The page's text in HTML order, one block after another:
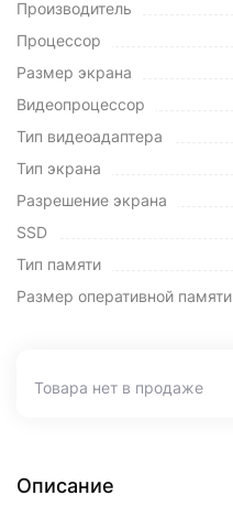
Производитель
Процессор
Размер экрана
Видеопроцессор
Тип видеоадаптера
Тип экрана
Разрешение экрана
SSD
Тип памяти
Размер оперативной памяти
Товара нет в продаже
Описание